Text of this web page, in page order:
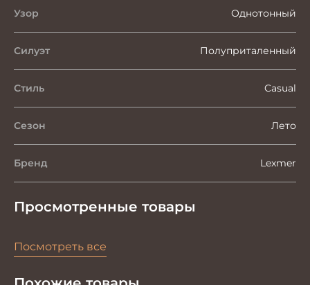
Узор Однотонный
Силуэт Полуприталенный
Стиль Casual
Сезон Лето
Бренд Lexmer
Просмотренные товары
Посмотреть все